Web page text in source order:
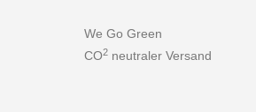
We Go Green
CO2 neutraler Versand